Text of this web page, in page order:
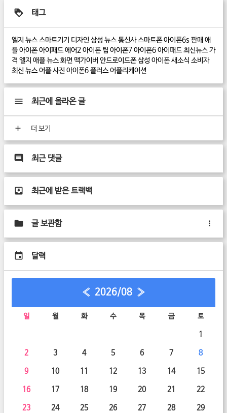
태그
엘지 뉴스스마트기기 디자인 삼성 뉴스통신사스마트폰아이폰6s판매 애
플아이폰아이패드 에어2아이폰 팁 아이폰7아이폰6아이패드최신뉴스가
격 엘지 애플 뉴스화면 맥가이버 안드로이드폰삼성 아이폰 새소식 소비자
최신 뉴스어플사진 아이폰6 플러스어플리케이션
최근에 올라온 글
더 보기
최근 댓글
최근에 받은 트랙백
글 보관함
달력
« 2026/08 »
일 월 화 수 목 금 토
1
2 3 4 5 6 7 8
9 10 11 12 13 14 15
16 17 18 19 20 21 22
23 24 25 26 27 28 29